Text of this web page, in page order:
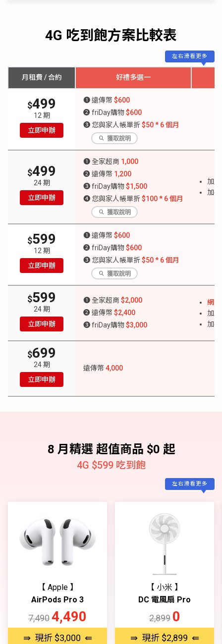
4G 吃到飽方案比較表
左右滑看更多
月租費 / 合約 好禮多選一
$499
12 期
立即申辦
❶ 遠傳幣 $600
❷ friDay購物$600
❸ 您與家人帳單折$50 * 6 個月
獲取說明
$499
24 期
立即申辦
❶ 全家超商 1,000
❷ 遠傳幣 1,200
❸ friDay購物$1,500
❹ 您與家人帳單折$100 * 6 個月
獲取說明
加
加
$599
12 期
立即申辦
❶ 遠傳幣 $600
❷ friDay購物$600
❸ 您與家人帳單折$50 * 6 個月
獲取說明
$599
24 期
立即申辦
❶ 全家超商$2,000
❷ 遠傳幣 $2,400
❸ friDay購物$3,000
網
加
加
$699
24 期
立即申辦
遠傳幣 4,000
8 月精選 超值商品 $0 起
4G $599 吃到飽
左右滑看更多
【 Apple 】
AirPods Pro 3
7,4904,490
⇛ 現折 $3,000 ⇚
【 小米 】
DC 電風扇 Pro
2,899 0
⇛ 現折 $2,899 ⇚